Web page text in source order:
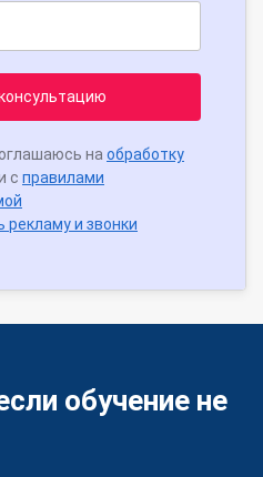
на обработку
с правилами
рекламу и звонки
обучение не